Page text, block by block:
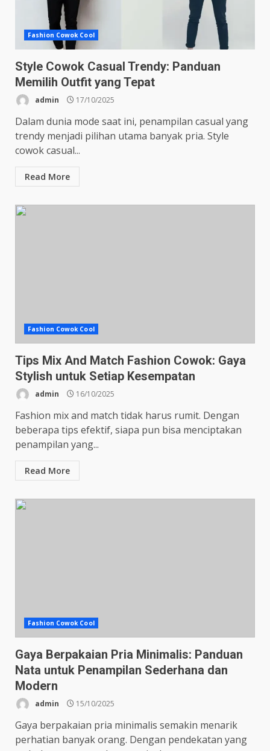
Fashion Cowok Cool
Style Cowok Casual Trendy: Panduan
Memilih Outfit yang Tepat
admin 17/10/2025
Dalam dunia mode saat ini, penampilan casual yang
trendy menjadi pilihan utama banyak pria. Style
cowok casual...
Read More
Fashion Cowok Cool
Tips Mix And Match Fashion Cowok: Gaya
Stylish untuk Setiap Kesempatan
admin 16/10/2025
Fashion mix and match tidak harus rumit. Dengan
beberapa tips efektif, siapa pun bisa menciptakan
penampilan yang...
Read More
Fashion Cowok Cool
Gaya Berpakaian Pria Minimalis: Panduan
Nata untuk Penampilan Sederhana dan
Modern
admin 15/10/2025
Gaya berpakaian pria minimalis semakin menarik
perhatian banyak orang. Dengan pendekatan yang